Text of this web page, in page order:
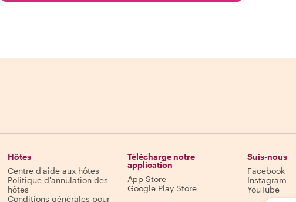
Hôtes
Centre d'aide aux hôtes
Politique d'annulation des
hôtes
Conditions générales pour
Télécharge notre
application
App Store
Google Play Store
Suis-nous
Facebook
Instagram
YouTube